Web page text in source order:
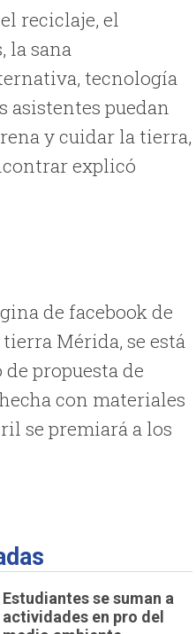
reciclaje, el
la sana
tecnología
asistentes puedan
y cuidar la tierra,
explicó
de facebook de
Mérida, se está
propuesta de
con materiales
se premiará a los
Estudiantes se suman a
actividades en pro del